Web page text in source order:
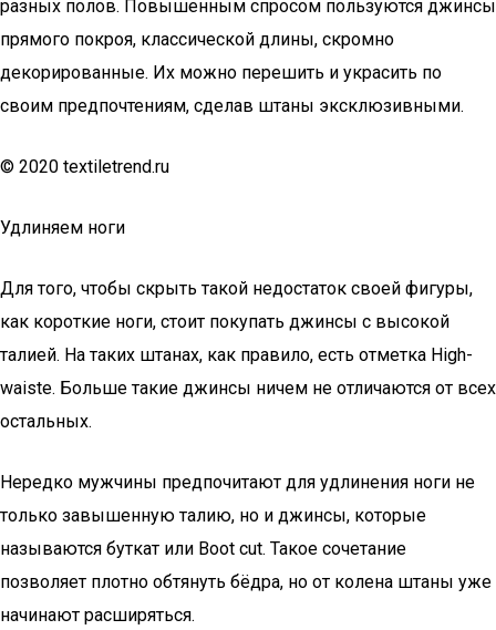
разных полов. Повышенным спросом пользуются джинсы
прямого покроя, классической длины, скромно
декорированные. Их можно перешить и украсить по
своим предпочтениям, сделав штаны эксклюзивными.
© 2020 textiletrend.ru
Удлиняем ноги
Для того, чтобы скрыть такой недостаток своей фигуры,
как короткие ноги, стоит покупать джинсы с высокой
талией. На таких штанах, как правило, есть отметка High-
waiste. Больше такие джинсы ничем не отличаются от всех
остальных.
Нередко мужчины предпочитают для удлинения ноги не
только завышенную талию, но и джинсы, которые
называются буткат или Boot cut. Такое сочетание
позволяет плотно обтянуть бёдра, но от колена штаны уже
начинают расширяться.